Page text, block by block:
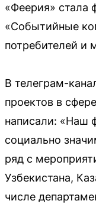
«Феерия» стала
«Событийные
потребителей и
В телеграм-
проектов в
написали: «Наш
социально
ряд с
Узбекистана,
числе